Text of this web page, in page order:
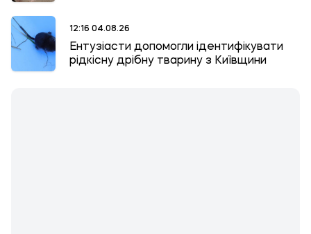
12:16 04.08.26
Ентузіасти допомогли ідентифікувати
рідкісну дрібну тварину з Київщини